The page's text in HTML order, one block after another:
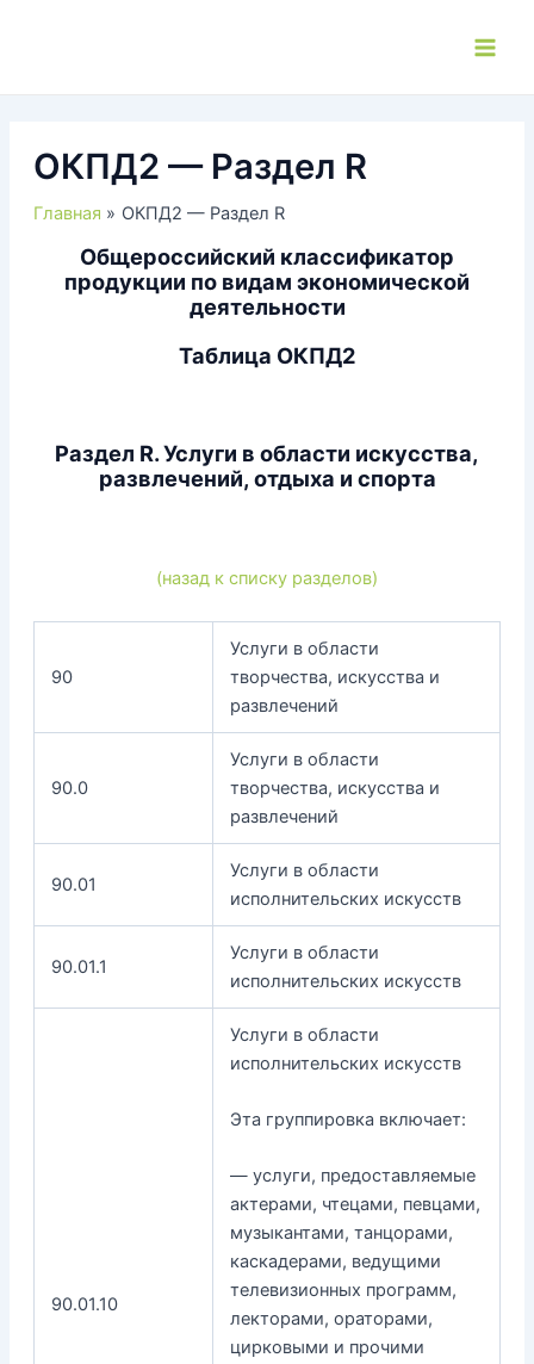
ОКПД2 — Раздел R
Главная ОКПД2 — Раздел R
Общероссийский классификатор
продукции по видам экономической
деятельности
Таблица ОКПД2
Раздел R. Услуги в области искусства,
развлечений, отдыха и спорта
(назад к списку разделов)
90
Услуги в области
творчества, искусства и
развлечений
90.0
Услуги в области
творчества, искусства и
развлечений
90.01
Услуги в области
исполнительских искусств
90.01.1
Услуги в области
исполнительских искусств
90.01.10
Услуги в области
исполнительских искусств
Эта группировка включает:
— услуги, предоставляемые
актерами, чтецами, певцами,
музыкантами, танцорами,
каскадерами, ведущими
телевизионных программ,
лекторами, ораторами,
цирковыми и прочими